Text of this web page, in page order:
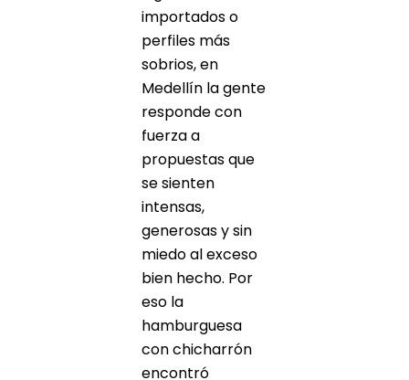
importados o
perfiles más
sobrios, en
Medellín la gente
responde con
fuerza a
propuestas que
se sienten
intensas,
generosas y sin
miedo al exceso
bien hecho. Por
eso la
hamburguesa
con chicharrón
encontró